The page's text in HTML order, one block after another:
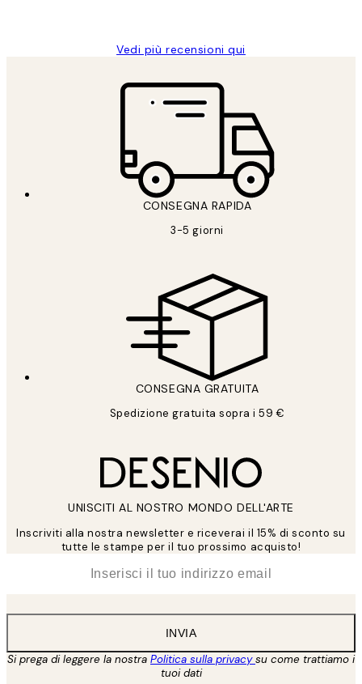
Vedi più recensioni qui
CONSEGNA RAPIDA
3-5 giorni
CONSEGNA GRATUITA
Spedizione gratuita sopra i 59 €
UNISCITI AL NOSTRO MONDO DELL'ARTE
Inscriviti alla nostra newsletter e riceverai il 15% di sconto su
tutte le stampe per il tuo prossimo acquisto!
INVIA
Si prega di leggere la nostra Politica sulla privacysu come trattiamo i
tuoi dati